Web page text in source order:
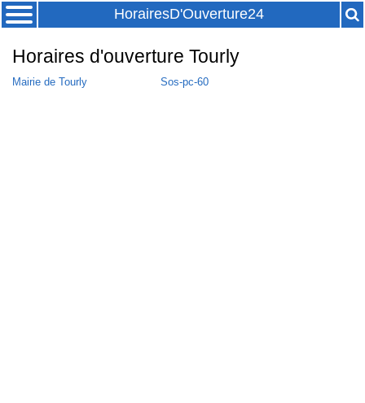
HorairesD'Ouverture24
Horaires d'ouverture Tourly
Mairie de Tourly Sos-pc-60